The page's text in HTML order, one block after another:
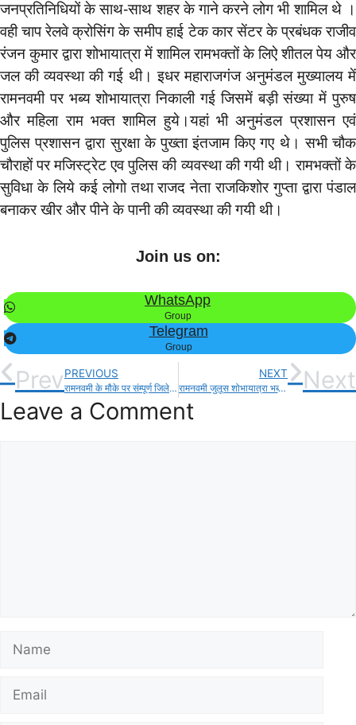
जनप्रतिनिधियों के साथ-साथ शहर के गाने करने लोग भी शामिल थे ।
वही चाप रेलवे क्रोसिंग के समीप हाई टेक कार सेंटर के प्रबंधक राजीव
रंजन कुमार द्वारा शोभायात्रा में शामिल रामभक्तों के लिऐ शीतल पेय और
जल की व्यवस्था की गई थी। इधर महाराजगंज अनुमंडल मुख्यालय में
रामनवमी पर भब्य शोभायात्रा निकाली गई जिसमें बड़ी संख्या में पुरुष
और महिला राम भक्त शामिल हुये।यहां भी अनुमंडल प्रशासन एवं
पुलिस प्रशासन द्वारा सुरक्षा के पुख्ता इंतजाम किए गए थे। सभी चौक
चौराहों पर मजिस्ट्रेट एव पुलिस की व्यवस्था की गयी थी। रामभक्तों के
सुविधा के लिये कई लोगो तथा राजद नेता राजकिशोर गुप्ता द्वारा पंडाल
बनाकर खीर और पीने के पानी की व्यवस्था की गयी थी।
Join us on:
WhatsApp
Group
Telegram
Group
PrevPREVIOUS
रामनवमी के मौके पर संम्पूर्ण जिले में निकाली गई कई शोभा यात्राएँ!
NEXT
रामनवमी जुलूस शोभायात्रा भब्य रूप में सम्पन्न,चप्पे चप्पे पर रही पुलिस की तैनाती! Next
Leave a Comment